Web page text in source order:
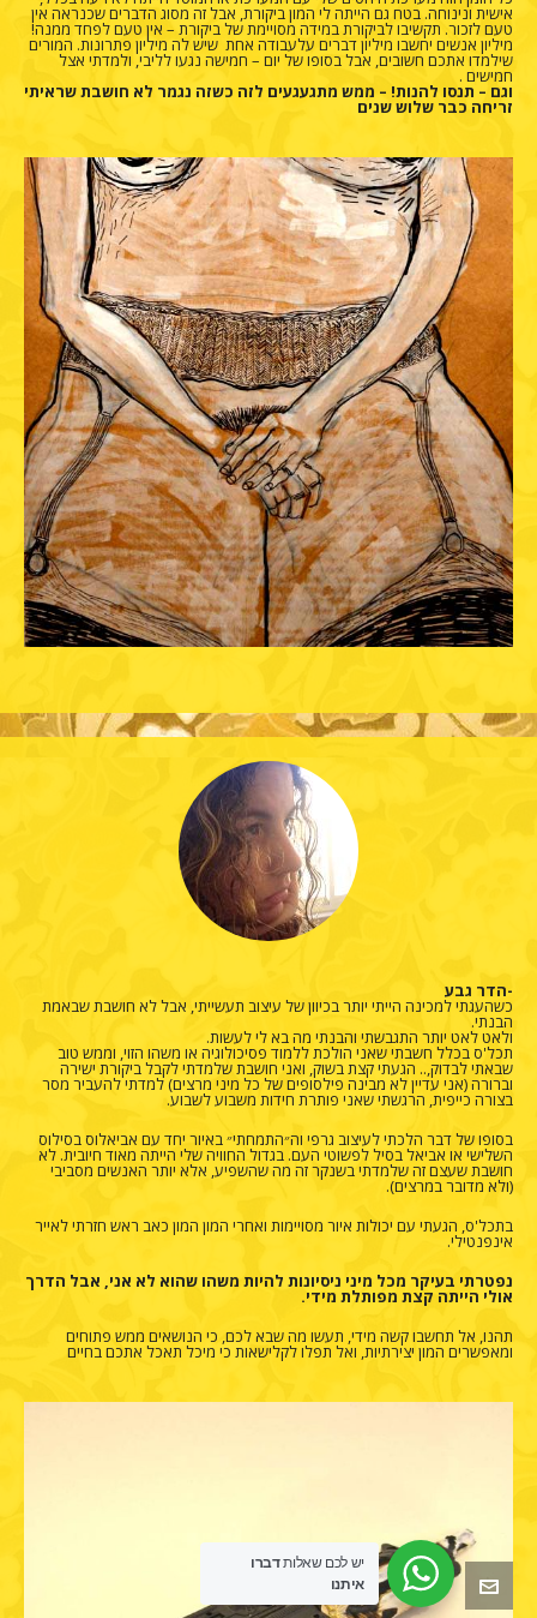
אישית ונינוחה. בטח גם הייתה לי המון ביקורת, אבל זה מסוג הדברים שכנראה אין
טעם לזכור. תקשיבו לביקורת במידה מסויימת של ביקורת – אין טעם לפחד ממנה!
מיליון אנשים יחשבו מיליון דברים עלעבודה אחת שיש לה מיליון פתרונות. המורים
שילמדו אתכם חשובים, אבל בסופו של יום – חמישה נגעו לליבי, ולמדתי אצל
חמישים .
וגם – תנסו להנות! – ממש מתגעגעים לזה כשזה נגמר לא חושבת שראיתי
זריחה כבר שלוש שנים
-הדר גבע
כשהעגתי למכינה הייתי יותר בכיוון של עיצוב תעשייתי, אבל לא חושבת שבאמת
הבנתי.
ולאט לאט יותר התגבשתי והבנתי מה בא לי לעשות.
תכל'ס בכלל חשבתי שאני הולכת ללמוד פסיכולוגיה או משהו הזוי, וממש טוב
שבאתי לבדוק,.. הגעתי קצת בשוק, ואני חושבת שלמדתי לקבל ביקורת ישירה
וברורה (אני עדיין לא מבינה פילסופים של כל מיני מרצים) למדתי להעביר מסר
בצורה כייפית, הרגשתי שאני פותרת חידות משבוע לשבוע.
בסופו של דבר הלכתי לעיצוב גרפי וה״התמחתי״ באיור יחד עם אביאלוס בסילוס
השלישי או אביאל בסיל לפשוטי העם. בגדול החוויה שלי הייתה מאוד חיובית. לא
חושבת שעצם זה שלמדתי בשנקר זה מה שהשפיע, אלא יותר האנשים מסביבי
(ולא מדובר במרצים).
בתכל'ס, הגעתי עם יכולות איור מסויימות ואחרי המון המון כאב ראש חזרתי לאייר
אינפנטילי.
נפטרתי בעיקר מכל מיני ניסיונות להיות משהו שהוא לא אני, אבל הדרך
אולי הייתה קצת מפותלת מידי.
תהנו, אל תחשבו קשה מידי, תעשו מה שבא לכם, כי הנושאים ממש פתוחים
ומאפשרים המון יצירתיות, ואל תפלו לקלישאות כי מיכל תאכל אתכם בחיים
יש לכם שאלותדברו
איתנו